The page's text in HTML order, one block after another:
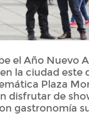
el Año Nuevo
la ciudad este
Plaza
disfrutar de
gastronomía